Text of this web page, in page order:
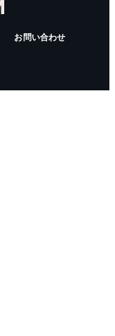
お問い合わせ